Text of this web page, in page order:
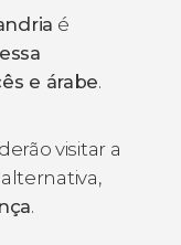
é
e árabe.
visitar a
.